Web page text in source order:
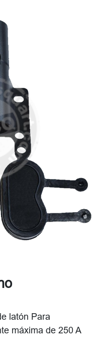
latón Para
máxima de 250 A